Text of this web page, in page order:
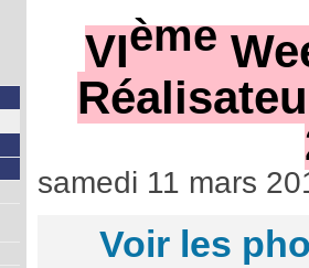
VIème
samedi 11 mars
Voir les